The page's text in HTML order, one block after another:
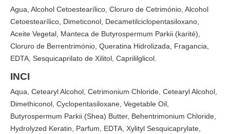
Agua, Alcohol Cetoestearílico, Cloruro de Cetrimónio, Alcohol
Cetoestearílico, Dimeticonol, Decametilciclopentasiloxano,
Aceite Vegetal, Manteca de Butyrospermum Parkii (karité),
Cloruro de Berrentrimónio, Queratina Hidrolizada, Fragancia,
EDTA, Sesquicaprilato de Xilitol, Caprililglicol.
INCI
Aqua, Cetearyl Alcohol, Cetrimonium Chloride, Cetearyl Alcohol,
Dimethiconol, Cyclopentasiloxane, Vegetable Oil,
Butyrospermum Parkii (Shea) Butter, Behentrimonium Chloride,
Hydrolyzed Keratin, Parfum, EDTA, Xylityl Sesquicaprylate,